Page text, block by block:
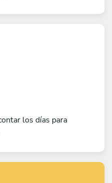
los días para